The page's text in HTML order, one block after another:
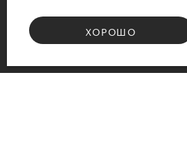
СБРОСИТЬ
ХОРОШО